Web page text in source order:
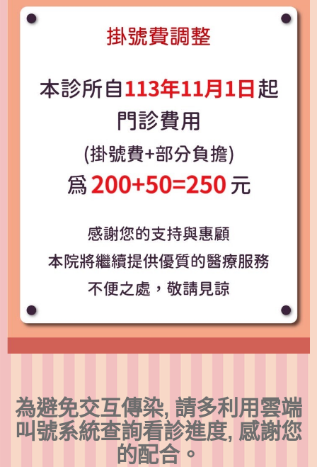
為避免交互傳染, 請多利用雲端
叫號系統查詢看診進度, 感謝您
的配合。